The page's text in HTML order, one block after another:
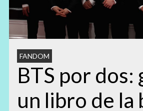
FANDOM
BTS por dos:
un libro de la